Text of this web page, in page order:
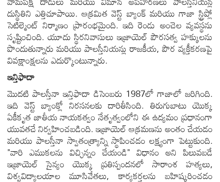
దుస్థితిని ఎత్తిచూపాయి. ఆక్రమిత వెస్ట్ బ్యాంక్ మరియు గాజా స్ట్రిప్లో
సెటిల్మెంట్ నిర్మాణం ప్రారంభమైంది. ఇది రెండు అంచెల వ్యవస్థను
సృష్టించింది. యూదు స్థిరనివాసులు ఇజ్రాయెల్ పౌరసత్వ హక్కులను
పొందుతున్నారు మరియు పాలస్తీనియన్లు రాజకీయ, పౌర వ్యక్తీకరణపై
వివక్షాంక్షలను ఎదుర్కొంటున్నారు.
ఇన్తిఫాదా
మొదటి పాలస్తీనా ఇన్తిఫాదా డిసెంబరు 1987లో గాజాలో జరిగింది.
ఇది వెస్ట్ బ్యాంక్లో నిరసనలకు దారితీసింది. తిరుగుబాటు యొక్క
ఏకీకృత జాతీయ నాయకత్వం నేతృత్వంలోని ఈ ఉద్యమం ప్రధానంగా
యువతచే నిర్వహించబడింది. ఇజ్రాయెల్ ఆక్రమణను అంతం చేయడం
మరియు పాలస్తీనా స్వాతంత్ర్యాన్ని స్థాపించడం లక్ష్యంగా పెట్టుకుంది.
"వారి ఎముకలను విచ్ఛిన్నం చేయండి" విధానం అని పిలువబడే
ఇజ్రాయెల్ సైన్యం యొక్క ప్రతిస్పందనలో సారాంశ హత్యలు,
విశ్వవిద్యాలయాల మూసివేతలు, కార్యకర్తలను బహిష్కరించడం